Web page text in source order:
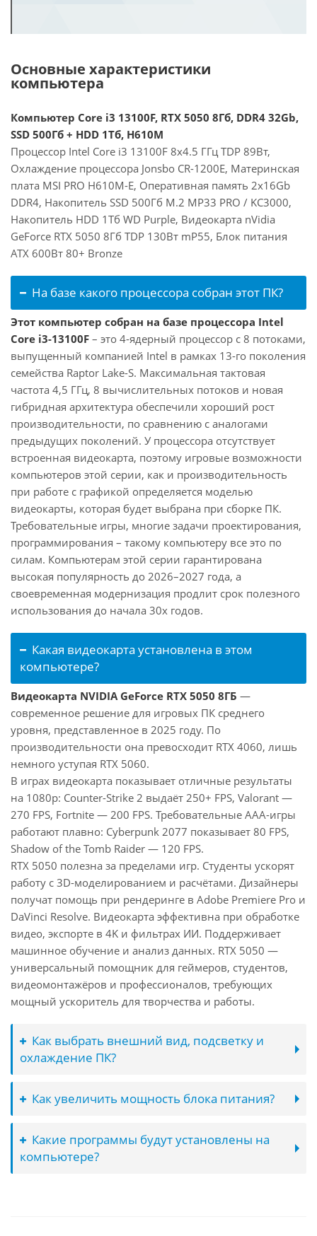
Основные характеристики
компьютера
Компьютер Core i3 13100F, RTX 5050 8Гб, DDR4 32Gb,
SSD 500Гб + HDD 1Тб, H610M
Процессор Intel Core i3 13100F 8x4.5 ГГц TDP 89Вт,
Охлаждение процессора Jonsbo CR-1200E, Материнская
плата MSI PRO H610M-E, Оперативная память 2x16Gb
DDR4, Накопитель SSD 500Гб M.2 MP33 PRO / KC3000,
Накопитель HDD 1Тб WD Purple, Видеокарта nVidia
GeForce RTX 5050 8Гб TDP 130Вт mP55, Блок питания
ATX 600Вт 80+ Bronze
На базе какого процессора собран этот ПК?
Этот компьютер собран на базе процессора Intel
Core i3-13100F – это 4-ядерный процессор с 8 потоками,
выпущенный компанией Intel в рамках 13-го поколения
семейства Raptor Lake-S. Максимальная тактовая
частота 4,5 ГГц, 8 вычислительных потоков и новая
гибридная архитектура обеспечили хороший рост
производительности, по сравнению с аналогами
предыдущих поколений. У процессора отсутствует
встроенная видеокарта, поэтому игровые возможности
компьютеров этой серии, как и производительность
при работе с графикой определяется моделью
видеокарты, которая будет выбрана при сборке ПК.
Требовательные игры, многие задачи проектирования,
программирования – такому компьютеру все это по
силам. Компьютерам этой серии гарантирована
высокая популярность до 2026–2027 года, а
своевременная модернизация продлит срок полезного
использования до начала 30х годов.
Какая видеокарта установлена в этом
компьютере?
Видеокарта NVIDIA GeForce RTX 5050 8ГБ —
современное решение для игровых ПК среднего
уровня, представленное в 2025 году. По
производительности она превосходит RTX 4060, лишь
немного уступая RTX 5060.
В играх видеокарта показывает отличные результаты
на 1080p: Counter-Strike 2 выдаёт 250+ FPS, Valorant —
270 FPS, Fortnite — 200 FPS. Требовательные AAA-игры
работают плавно: Cyberpunk 2077 показывает 80 FPS,
Shadow of the Tomb Raider — 120 FPS.
RTX 5050 полезна за пределами игр. Студенты ускорят
работу с 3D-моделированием и расчётами. Дизайнеры
получат помощь при рендеринге в Adobe Premiere Pro и
DaVinci Resolve. Видеокарта эффективна при обработке
видео, экспорте в 4K и фильтрах ИИ. Поддерживает
машинное обучение и анализ данных. RTX 5050 —
универсальный помощник для геймеров, студентов,
видеомонтажёров и профессионалов, требующих
мощный ускоритель для творчества и работы.
Как выбрать внешний вид, подсветку и
охлаждение ПК?
Как увеличить мощность блока питания?
Какие программы будут установлены на
компьютере?